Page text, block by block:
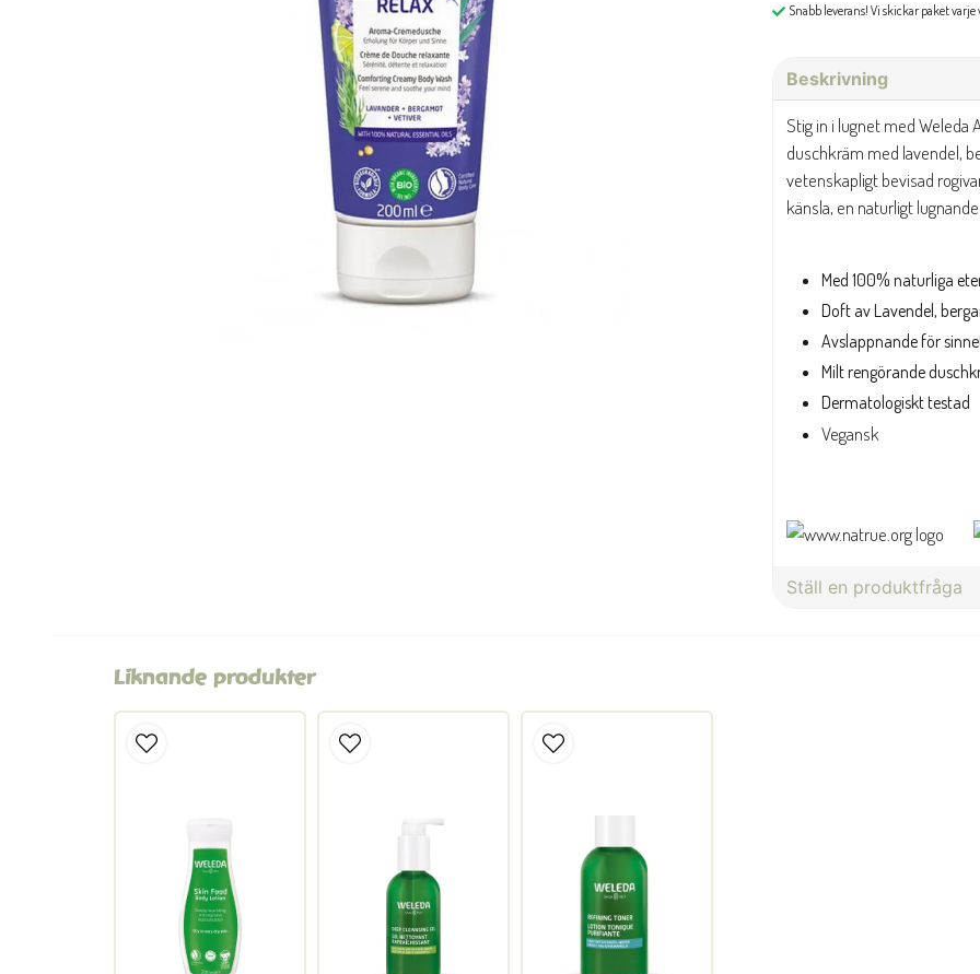
Snabb leverans! Vi skickar paket varje
Beskrivning
Stig in i lugnet med Weleda
duschkräm med lavendel,
vetenskapligt bevisad
känsla, en naturligt
Med 100% naturliga
Doft av Lavendel,
Avslappnande för
Milt rengörande
Dermatologiskt testad
Vegansk
Ställ en produktfråga
Liknande produkter